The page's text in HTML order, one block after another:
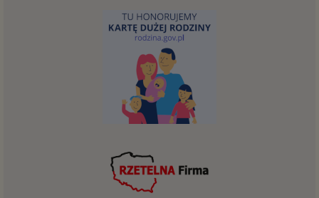
z prawnie uzasadnionych interesów realizowanych
przez administratora lub przez stronę trzecią. Ta
podstawa przetwarzania danych dotyczy
przypadków, gdy ich przetwarzanie jest
uzasadnione z uwagi na nasze usprawiedliwione
potrzeby, co obejmuje między innymi konieczność
zapewnienia bezpieczeństwa usługi (np.
sprawdzenie, czy do Twojego konta nie loguje się
statystycznych, ulepszania naszych usług i
dopasowania ich do potrzeb i wygody
użytkowników (np. personalizowanie treści w